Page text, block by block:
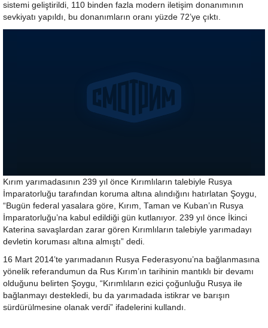
sistemi geliştirildi, 110 binden fazla modern iletişim donanımının
sevkiyatı yapıldı, bu donanımların oranı yüzde 72’ye çıktı.
Kırım yarımadasının 239 yıl önce Kırımlıların talebiyle Rusya
İmparatorluğu tarafından koruma altına alındığını hatırlatan Şoygu,
“Bugün federal yasalara göre, Kırım, Taman ve Kuban’ın Rusya
İmparatorluğu’na kabul edildiği gün kutlanıyor. 239 yıl önce İkinci
Katerina savaşlardan zarar gören Kırımlıların talebiyle yarımadayı
devletin koruması altına almıştı” dedi.
16 Mart 2014’te yarımadanın Rusya Federasyonu’na bağlanmasına
yönelik referandumun da Rus Kırım’ın tarihinin mantıklı bir devamı
olduğunu belirten Şoygu, “Kırımlıların ezici çoğunluğu Rusya ile
bağlanmayı destekledi, bu da yarımadada istikrar ve barışın
sürdürülmesine olanak verdi” ifadelerini kullandı.